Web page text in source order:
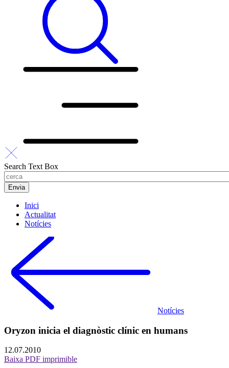
Search Text Box
Inici
Actualitat
Notícies
Notícies
Oryzon inicia el diagnòstic clínic en humans
12.07.2010
Baixa PDF imprimible